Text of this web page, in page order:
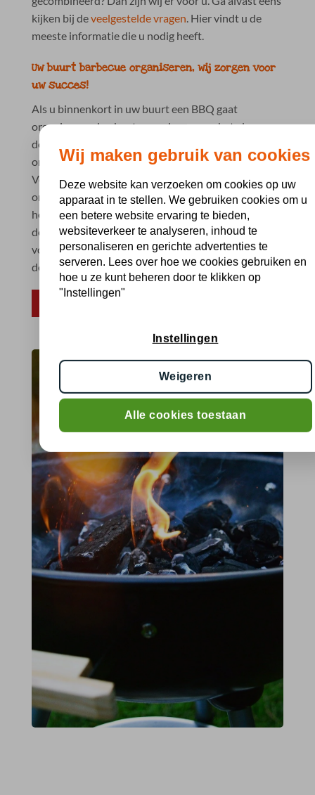
kijken bij deveelgestelde vragen . Hier vindt u de
meeste informatie die u nodig heeft.
Uw buurt barbecue organiseren, wij zorgen voor
uw succes!
Als u binnenkort in uw buurt een BBQ gaat
organiseren, dan kunt u zonder zorgen het vlees en
de bijhorende producten voor uw buurtbarbecue
online bestellen. Zo makkelijk gaat dat bij ons.
Verzendingen vanaf 75 euro zijn gratis en u kunt uw
order gewoon volgen via T&T. Een buurt BBQ is pas
heerlijk als alles vlot verloopt. Wij zorgen alvast voor
de levering van vlees, gevogelte en vis en een
volledig assortiment garnituur. Als u dan nog voor
de rest zorgt, is uw buurt BBQ een groot succes!
Wij maken gebruik van cookies
Deze website kan verzoeken om cookies op uw
apparaat in te stellen. We gebruiken cookies om u
een betere website ervaring te bieden,
websiteverkeer te analyseren, inhoud te
personaliseren en gerichte advertenties te
serveren. Lees over hoe we cookies gebruiken en
hoe u ze kunt beheren door te klikken op
"Instellingen"
Instellingen
Weigeren
Alle cookies toestaan